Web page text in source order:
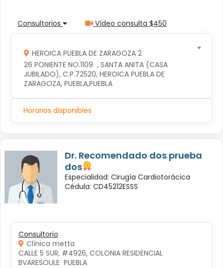
Consultorios Vídeo consulta $450
HEROICA PUEBLA DE ZARAGOZA 2
26 PONIENTE NO.1109  , SANTA ANITA (CASA
JUBILADO), C.P.72520, HEROICA PUEBLA DE
ZARAGOZA, PUEBLA,PUEBLA
Horarios disponibles
Dr. Recomendado dos prueba
dos
Especialidad: Cirugía Cardiotorácica
Cédula: CD45212ESSS
Consultorio
Clínica metta
CALLE 5 SUR, #4926, COLONIA RESIDENCIAL
BVARESOULE  PUEBLA